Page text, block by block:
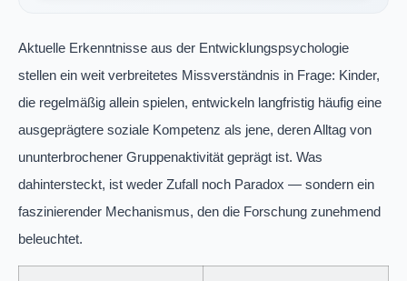
Aktuelle Erkenntnisse aus der Entwicklungspsychologie
stellen ein weit verbreitetes Missverständnis in Frage: Kinder,
die regelmäßig allein spielen, entwickeln langfristig häufig eine
ausgeprägtere soziale Kompetenz als jene, deren Alltag von
ununterbrochener Gruppenaktivität geprägt ist. Was
dahintersteckt, ist weder Zufall noch Paradox — sondern ein
faszinierender Mechanismus, den die Forschung zunehmend
beleuchtet.